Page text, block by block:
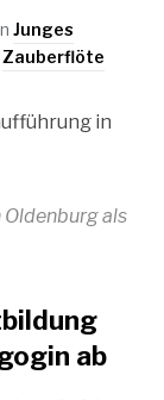
Junges
Zauberflöte
als
ab